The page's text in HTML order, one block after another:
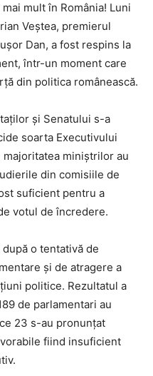
mult în România! Luni
Veștea, premierul
Dan, a fost respins la
într-un moment care
din politica românească.
și Senatului s-a
soarta Executivului
majoritatea miniștrilor au
din comisiile de
suficient pentru a
votul de încredere.
o tentativă de
și de atragere a
politice. Rezultatul a
de parlamentari au
23 s-au pronunțat
fiind insuficient